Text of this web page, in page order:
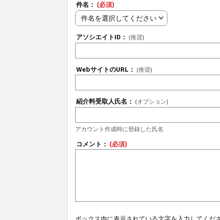
件名： (必須)
件名を選択してください
アソシエイトID： (推奨)
WebサイトのURL： (推奨)
紹介料受取人氏名： (オプション)
アカウント作成時に登録した氏名
コメント： (必須)